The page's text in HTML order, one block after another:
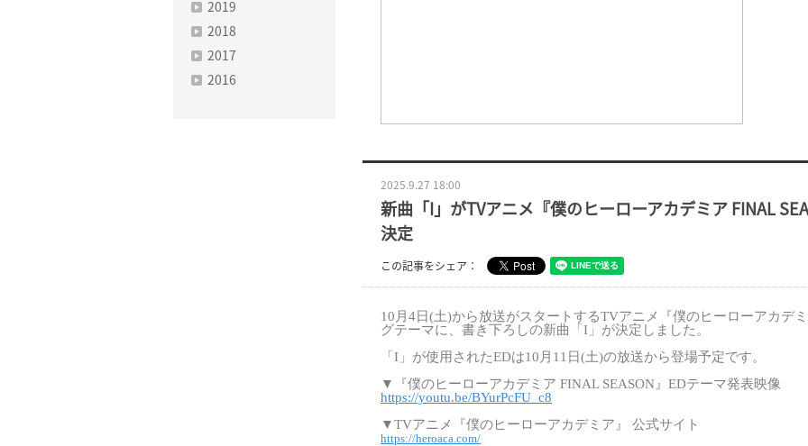
2019
2018
2017
2016
2025.9.27 18:00
新曲「I」がTVアニメ『僕のヒーローアカデミア FINAL
決定
この記事をシェア：
10 月 4日(土)から放送がスタートするTVアニメ『僕のヒーローアカデ
グテーマに、書き下ろしの新曲「 I 」が決定しました。
「 I 」が使用されたEDは10 月 11 日(土)の放送から登場予定です。
▼『僕のヒーローアカデミア FINAL SEASON 』 EDテーマ発表映像
https://youtu.be/BYurPcFU_c8
▼TVアニメ『僕のヒーローアカデミア』 公式サイト
https://heroaca.com/